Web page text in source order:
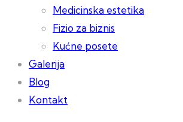
Medicinska estetika
Fizio za biznis
Kućne posete
Galerija
Blog
Kontakt